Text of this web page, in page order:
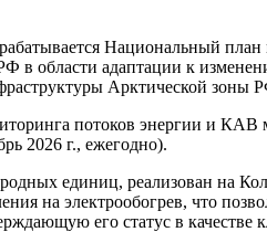
Национальный
в области адаптации к
Арктической зоны
потоков энергии и
2026 г., ежегодно).
единиц, реализован на
на электрообогрев, что
его статус в качестве